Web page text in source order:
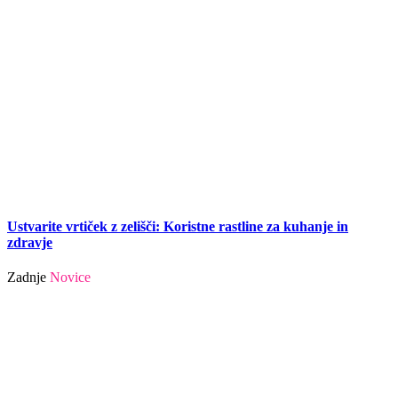
Ustvarite vrtiček z zelišči: Koristne rastline za kuhanje in
zdravje
Zadnje Novice